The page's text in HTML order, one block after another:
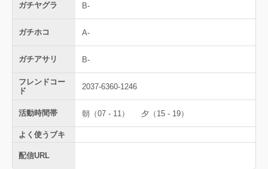
ガチヤグラ B-
ガチホコ A-
ガチアサリ B-
フレンドコー
ド
2037-6360-1246
活動時間帯 朝（07 - 11） 夕（15 - 19）
よく使うブキ
配信URL